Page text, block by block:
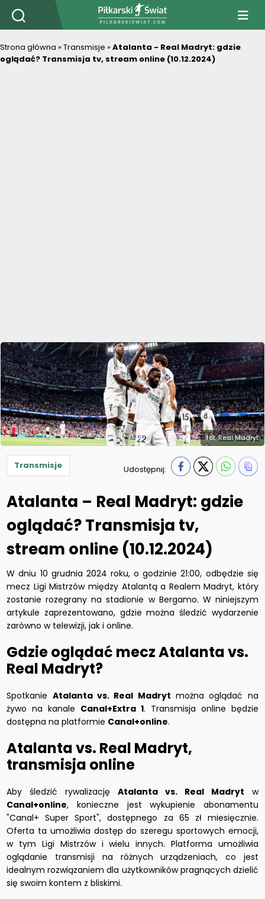
PiłkarskiSwiat.com
Strona główna »Transmisje »Atalanta - Real Madryt: gdzie
oglądać? Transmisja tv, stream online (10.12.2024)
fot. Real Madryt
Transmisje Udostępnij:
Atalanta – Real Madryt: gdzie
oglądać? Transmisja tv,
stream online (10.12.2024)
W dniu 10 grudnia 2024 roku, o godzinie 21:00, odbędzie się
mecz Ligi Mistrzów między Atalantą a Realem Madryt, który
zostanie rozegrany na stadionie w Bergamo. W niniejszym
artykule zaprezentowano, gdzie można śledzić wydarzenie
zarówno w telewizji, jak i online.
Gdzie oglądać mecz Atalanta vs.
Real Madryt?
Spotkanie Atalanta vs. Real Madryt można oglądać na
żywo na kanale Canal+Extra 1. Transmisja online będzie
dostępna na platformie Canal+online.
Atalanta vs. Real Madryt,
transmisja online
Aby śledzić rywalizacjęAtalanta vs. Real Madryt w
Canal+online, konieczne jest wykupienie abonamentu
"Canal+ Super Sport", dostępnego za 65 zł miesięcznie.
Oferta ta umożliwia dostęp do szeregu sportowych emocji,
w tym Ligi Mistrzów i wielu innych. Platforma umożliwia
oglądanie transmisji na różnych urządzeniach, co jest
idealnym rozwiązaniem dla użytkowników pragnących dzielić
się swoim kontem z bliskimi.